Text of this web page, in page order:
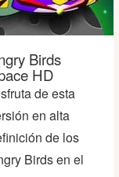
Birds
HD
de esta
en alta
de los
Birds en el